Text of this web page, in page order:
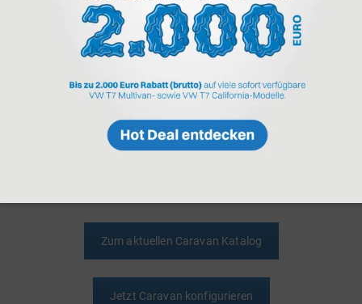
beschlossen hat, konnten wir in der Zwischenzeit vier Modelle
im Schauraum platzieren: Der KNAUS DESEO, der KNAUS
SPORT Silver Selection, der KNAUS SPORT&FUN Black Edition
und der KNAUS SÜDWIND. Falls auch du Interesse an unserem
neuen Angebot haben solltest,schau doch einfach auf unserer
CARAVANSvorbei. Selbstverständlich kannst du
auch deinen Knaus Wohnwagen nach Wunsch bei uns
Zum aktuellen Caravan Katalog
Jetzt Caravan konfigurieren